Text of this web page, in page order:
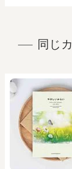
同じ